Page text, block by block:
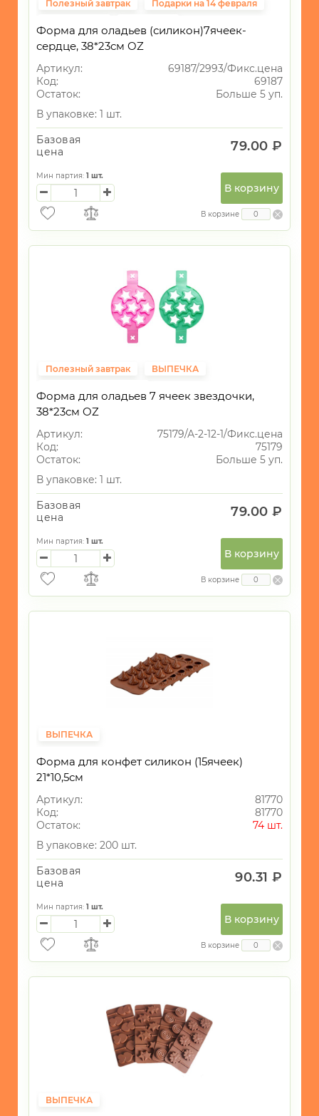
Полезный завтрак
Подарки на 14 февраля
Фиксированная цена
Форма для оладьев (силикон)7ячеек-
сердце, 38*23см OZ
Артикул:
69187/2993/Фикс.цена
Код:
69187
Остаток:
Больше 5 уп.
В упаковке: 1 шт.
Базовая
цена
79.00 ₽
Мин партия: 1 шт.
В корзину
В корзине
Полезный завтрак
ВЫПЕЧКА
Форма для оладьев 7 ячеек звездочки,
38*23см OZ
Артикул:
75179/А-2-12-1/Фикс.цена
Код:
75179
Остаток:
Больше 5 уп.
В упаковке: 1 шт.
Базовая
цена
79.00 ₽
Мин партия: 1 шт.
В корзину
В корзине
ВЫПЕЧКА
Форма для конфет силикон (15ячеек)
21*10,5см
Артикул:
81770
Код:
81770
Остаток:
74 шт.
В упаковке: 200 шт.
Базовая
цена
90.31 ₽
Мин партия: 1 шт.
В корзину
В корзине
ВЫПЕЧКА